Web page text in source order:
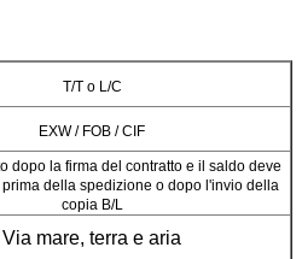
T/T o L/C
EXW / FOB / CIF
dopo la firma del contratto e il saldo deve
della spedizione o dopo l'invio della
copia B/L
Via mare, terra e aria